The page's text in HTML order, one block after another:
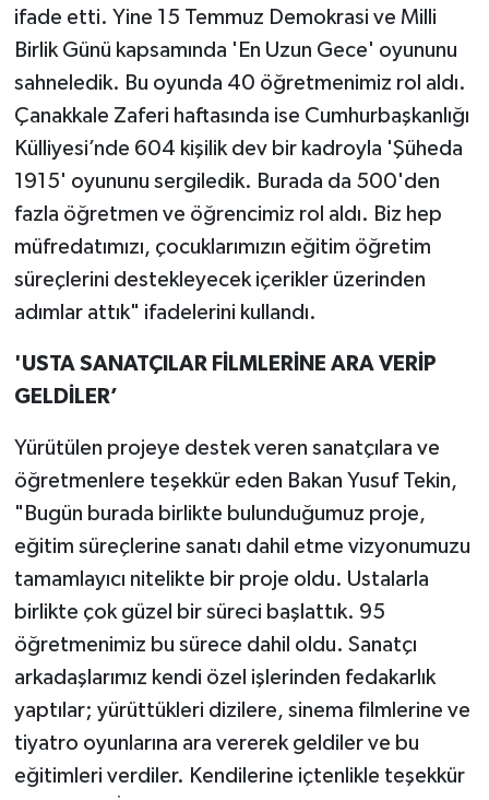
ifade etti. Yine 15 Temmuz Demokrasi ve Milli
Birlik Günü kapsamında 'En Uzun Gece' oyununu
sahneledik. Bu oyunda 40 öğretmenimiz rol aldı.
Çanakkale Zaferi haftasında ise Cumhurbaşkanlığı
Külliyesi’nde 604 kişilik dev bir kadroyla 'Şüheda
1915' oyununu sergiledik. Burada da 500'den
fazla öğretmen ve öğrencimiz rol aldı. Biz hep
müfredatımızı, çocuklarımızın eğitim öğretim
süreçlerini destekleyecek içerikler üzerinden
adımlar attık" ifadelerini kullandı.
'USTA SANATÇILAR FİLMLERİNE ARA VERİP
GELDİLER’
Yürütülen projeye destek veren sanatçılara ve
öğretmenlere teşekkür eden Bakan Yusuf Tekin,
"Bugün burada birlikte bulunduğumuz proje,
eğitim süreçlerine sanatı dahil etme vizyonumuzu
tamamlayıcı nitelikte bir proje oldu. Ustalarla
birlikte çok güzel bir süreci başlattık. 95
öğretmenimiz bu sürece dahil oldu. Sanatçı
arkadaşlarımız kendi özel işlerinden fedakarlık
yaptılar; yürüttükleri dizilere, sinema filmlerine ve
tiyatro oyunlarına ara vererek geldiler ve bu
eğitimleri verdiler. Kendilerine içtenlikle teşekkür